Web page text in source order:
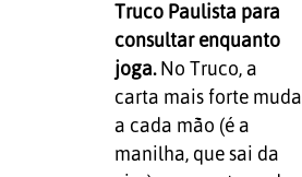
Truco Paulista para
consultar enquanto
joga.No Truco, a
carta mais forte muda
a cada mão (é a
manilha, que sai da